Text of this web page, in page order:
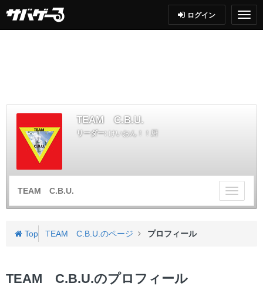
ログイン
TEAM C.B.U.
リーダー: けいおん！！厨
チ
ー
TEAM C.B.U.
Top TEAM C.B.U.のページ プロフィール
TEAM C.B.U.のプロフィール